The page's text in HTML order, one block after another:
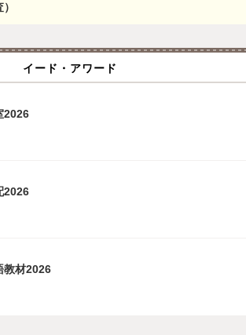
イード・アワード
2026
2026
教材2026